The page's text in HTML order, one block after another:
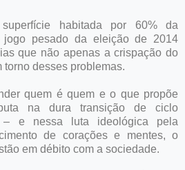
habitada por 60% da
jogo pesado da eleição de 2014
que não apenas a crispação do
torno desses problemas.
quem é quem e o que propõe
na dura transição de ciclo
– e nessa luta ideológica pela
de corações e mentes, o
em débito com a sociedade.